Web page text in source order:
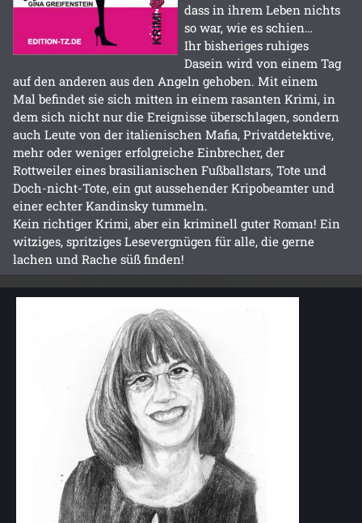
dass in ihrem Leben nichts
so war, wie es schien…
Ihr bisheriges ruhiges
Dasein wird von einem Tag
auf den anderen aus den Angeln gehoben. Mit einem
Mal befindet sie sich mitten in einem rasanten Krimi, in
dem sich nicht nur die Ereignisse überschlagen, sondern
auch Leute von der italienischen Mafia, Privatdetektive,
mehr oder weniger erfolgreiche Einbrecher, der
Rottweiler eines brasilianischen Fußballstars, Tote und
Doch-nicht-Tote, ein gut aussehender Kripobeamter und
einer echter Kandinsky tummeln.
Kein richtiger Krimi, aber ein kriminell guter Roman! Ein
witziges, spritziges Lesevergnügen für alle, die gerne
lachen und Rache süß finden!